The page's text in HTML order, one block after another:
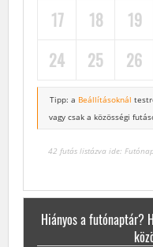
17 18 19
24 25 26
Tipp: a Beállításoknál
vagy csak a közösségi
42 futás listázva ide:
Hiányos a futónaptár?